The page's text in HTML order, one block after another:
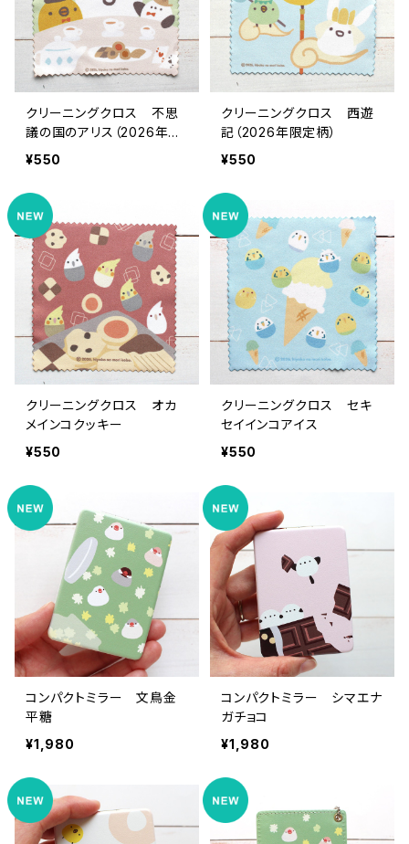
クリーニングクロス 不思
議の国のアリス（2026年限
定柄）
¥550
クリーニングクロス 西遊
記（2026年限定柄）
¥550
クリーニングクロス オカ
メインコクッキー
¥550
クリーニングクロス セキ
セイインコアイス
¥550
コンパクトミラー 文鳥金
平糖
¥1,980
コンパクトミラー シマエナ
ガチョコ
¥1,980